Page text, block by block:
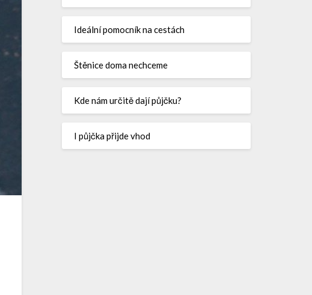
Ideální pomocník na cestách
Štěnice doma nechceme
Kde nám určitě dají půjčku?
I půjčka přijde vhod